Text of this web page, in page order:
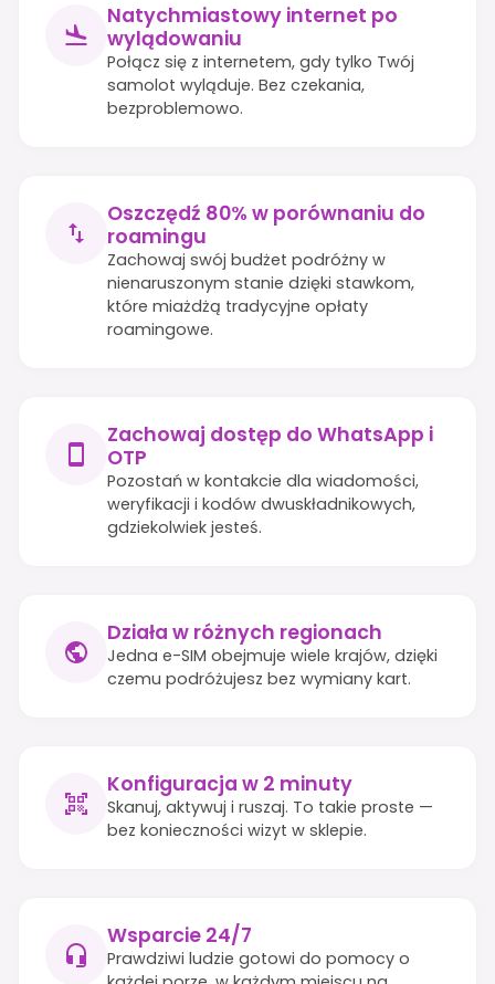
Natychmiastowy internet po
wylądowaniu
Połącz się z internetem, gdy tylko Twój
samolot wyląduje. Bez czekania,
bezproblemowo.
Oszczędź 80% w porównaniu do
roamingu
Zachowaj swój budżet podróżny w
nienaruszonym stanie dzięki stawkom,
które miażdżą tradycyjne opłaty
roamingowe.
Zachowaj dostęp do WhatsApp i
OTP
Pozostań w kontakcie dla wiadomości,
weryfikacji i kodów dwuskładnikowych,
gdziekolwiek jesteś.
Działa w różnych regionach
Jedna e-SIM obejmuje wiele krajów, dzięki
czemu podróżujesz bez wymiany kart.
Konfiguracja w 2 minuty
Skanuj, aktywuj i ruszaj. To takie proste —
bez konieczności wizyt w sklepie.
Wsparcie 24/7
Prawdziwi ludzie gotowi do pomocy o